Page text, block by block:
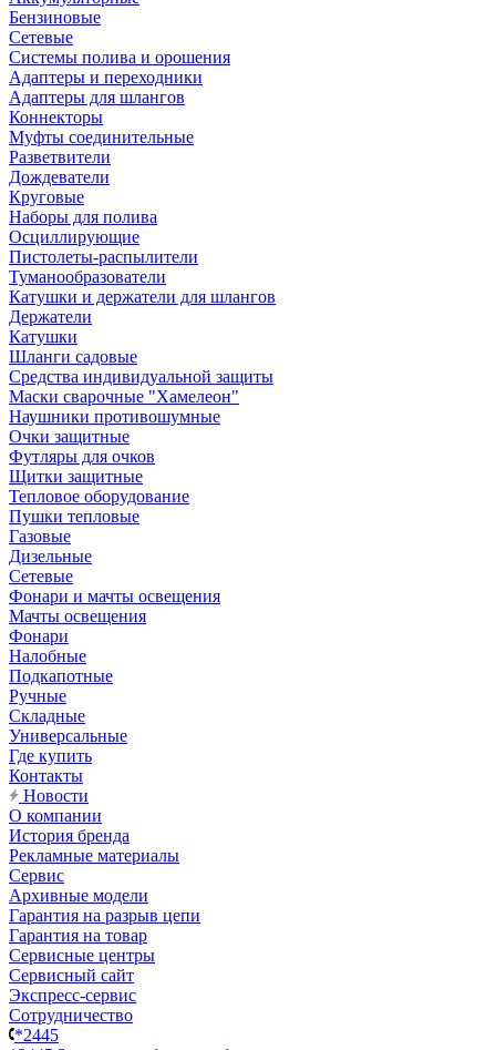
Бензиновые
Сетевые
Системы полива и орошения
Адаптеры и переходники
Адаптеры для шлангов
Коннекторы
Муфты соединительные
Разветвители
Дождеватели
Круговые
Наборы для полива
Осциллирующие
Пистолеты-распылители
Туманообразователи
Катушки и держатели для шлангов
Держатели
Катушки
Шланги садовые
Средства индивидуальной защиты
Маски сварочные "Хамелеон"
Наушники противошумные
Очки защитные
Футляры для очков
Щитки защитные
Тепловое оборудование
Пушки тепловые
Газовые
Дизельные
Сетевые
Фонари и мачты освещения
Мачты освещения
Фонари
Налобные
Подкапотные
Ручные
Складные
Универсальные
Где купить
Контакты
Новости
О компании
История бренда
Рекламные материалы
Сервис
Архивные модели
Гарантия на разрыв цепи
Гарантия на товар
Сервисные центры
Сервисный сайт
Экспресс-сервис
Сотрудничество
*2445